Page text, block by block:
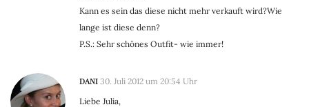
Kann es sein das diese nicht mehr verkauft wird?Wie
lange ist diese denn?
P.S.: Sehr schönes Outfit- wie immer!
DANI 30. Juli 2012 um 20:54 Uhr
Liebe Julia,